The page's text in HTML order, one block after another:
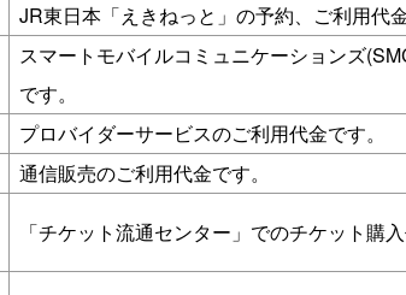
JR東日本「えきねっと」の予約、ご利用代
スマートモバイルコミュニケーションズ
です。
プロバイダーサービスのご利用代金です。
通信販売のご利用代金です。
「チケット流通センター」でのチケット購